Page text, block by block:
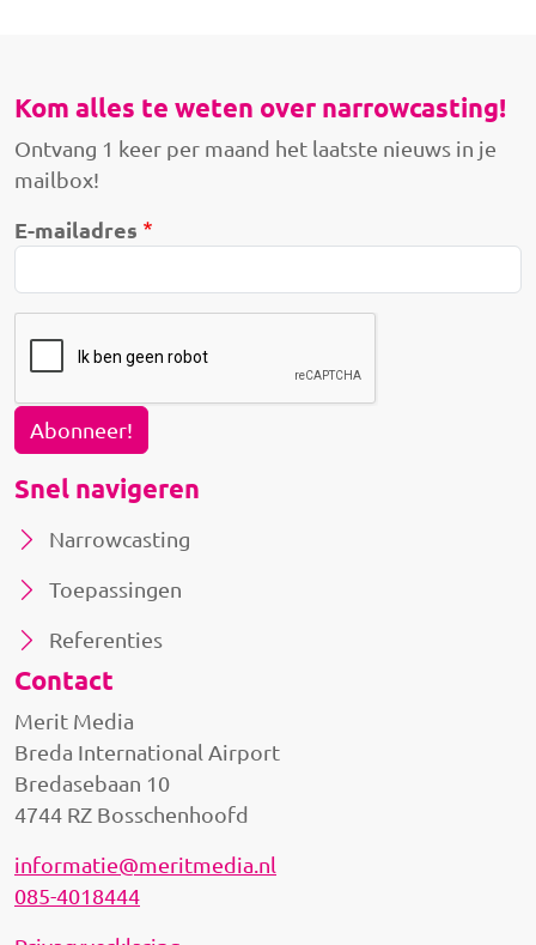
Kom alles te weten over narrowcasting!
Ontvang 1 keer per maand het laatste nieuws in je
mailbox!
E-mailadres
Abonneer!
Snel navigeren
Narrowcasting
Toepassingen
Referenties
Contact
Merit Media
Breda International Airport
Bredasebaan 10
4744 RZ Bosschenhoofd
informatie@meritmedia.nl
085-4018444